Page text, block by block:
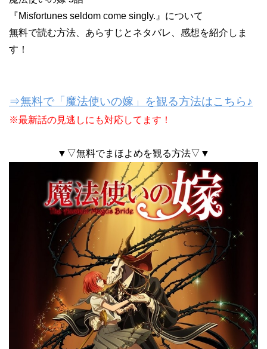
『Misfortunes seldom come singly.』について
無料で読む方法、あらすじとネタバレ、感想を紹介しま
す！
⇒無料で「魔法使いの嫁」を観る方法はこちら♪
※最新話の見逃しにも対応してます！
▼▽無料でまほよめを観る方法▽▼